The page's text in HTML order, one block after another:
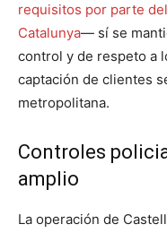
requisitos por parte
Catalunya— sí se
control y de respeto a
captación de clientes
metropolitana.
Controles
amplio
La operación de